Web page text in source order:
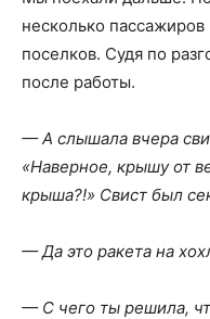
несколько
поселков. Судя по
после работы.
— А слышала вчера
«Наверное, крышу от
крыша?!» Свист был
— Да это ракета на
— С чего ты решила,